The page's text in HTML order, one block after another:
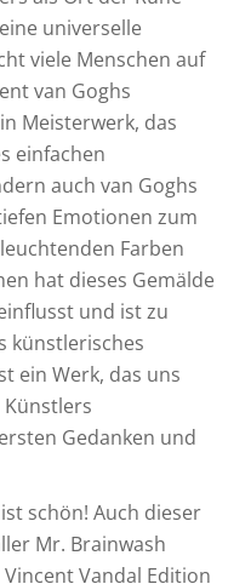
universelle
viele Menschen auf
van Goghs
Meisterwerk, das
einfachen
auch van Goghs
Emotionen zum
Farben
hat dieses Gemälde
und ist zu
künstlerisches
ein Werk, das uns
Gedanken und
schön! Auch dieser
Mr. Brainwash
Vandal Edition